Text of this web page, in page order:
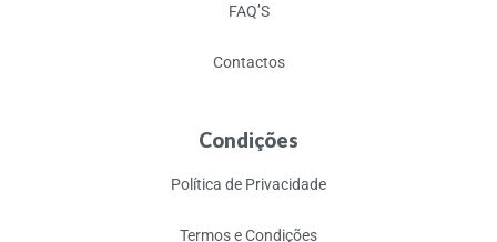
FAQ’S
Contactos
Condições
Política de Privacidade
Termos e Condições